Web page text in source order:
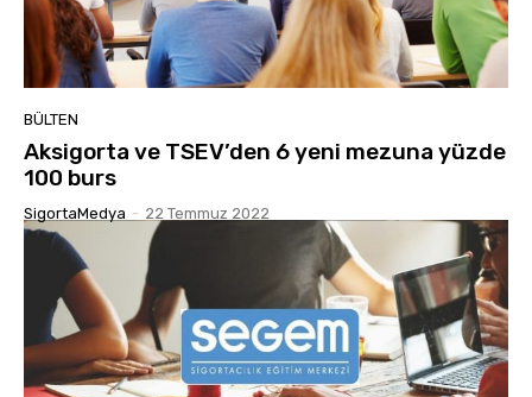
BÜLTEN
Aksigorta ve TSEV’den 6 yeni mezuna yüzde
100 burs
SigortaMedya - 22 Temmuz 2022